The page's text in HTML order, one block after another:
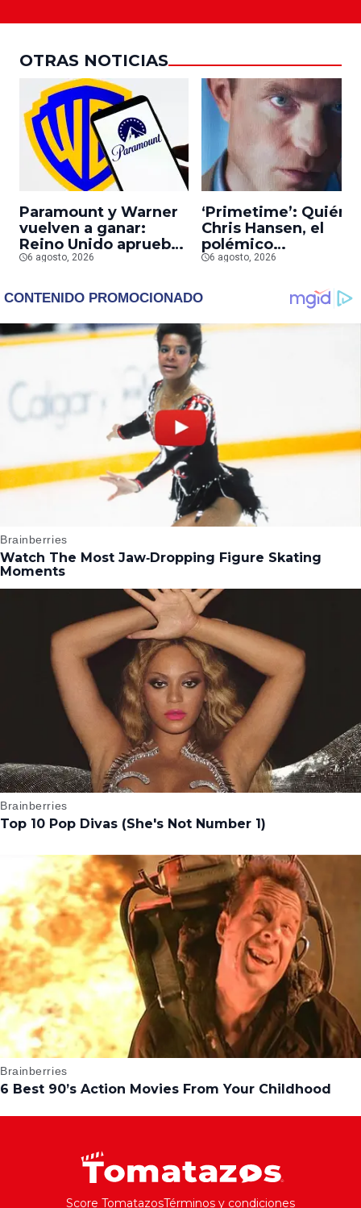
OTRAS NOTICIAS
Paramount y Warner
vuelven a ganar:
Reino Unido aprueba
la fusión entre
6 agosto, 2026
‘Primetime’: Quién
Chris Hansen, el
polémico
presentador que
interpreta en su
nueva película
6 agosto, 2026
Score TomatazosTérminos y condiciones